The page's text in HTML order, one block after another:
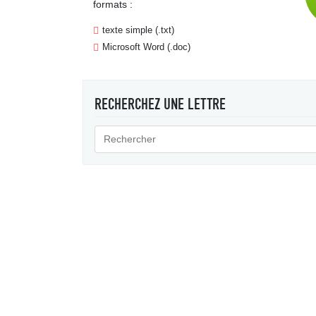
formats :
texte simple (.txt)
Microsoft Word (.doc)
RECHERCHEZ UNE LETTRE